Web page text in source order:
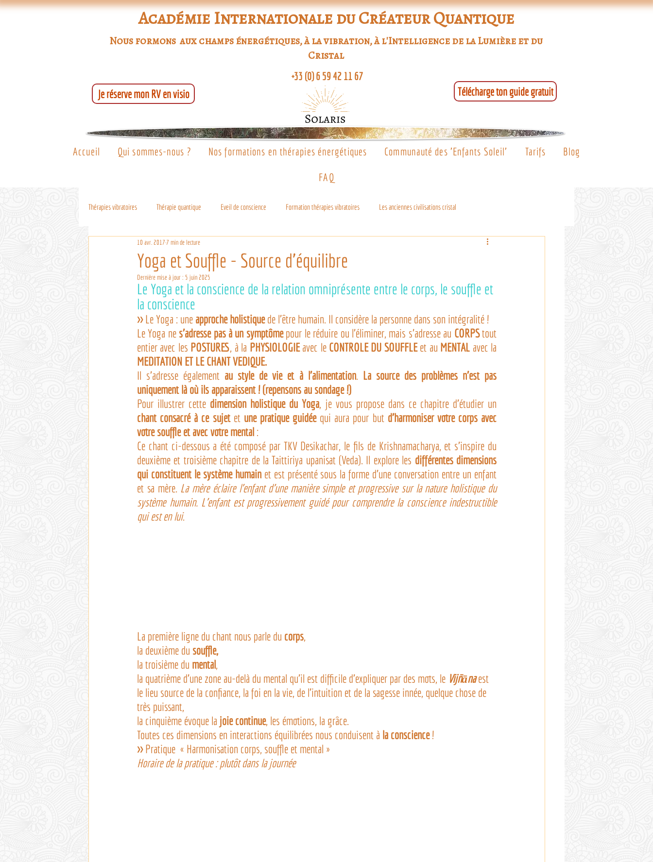
Académie Internationale du Créateur Quantique
Nous formons aux champs énergétiques, à la vibration, à l'Intelligence de la Lumière et du
Cristal
+33 (0) 6 59 42 11 67
Je réserve mon RV en visio Télécharge ton guide gratuit
Accueil Qui sommes-nous ? Nos formations en thérapies énergétiques Communauté des 'Enfants Soleil' Tarifs Blog
FAQ
Thérapies vibratoires Thérapie quantique Eveil de conscience Formation thérapies vibratoires Les anciennes civilisations cristal
Yoga et Souffle - Source d'équilibre
10 avr. 2017 7 min de lecture
Dernière mise à jour : 5 juin 2025
Le Yoga et la conscience de la relation omniprésente entre le corps, le souffle et
la conscience
>> Le Yoga : une approche holistique de l’être humain. Il considère la personne dans son intégralité !
Le Yoga ne s’adresse pas à un symptôme pour le réduire ou l’éliminer, mais s’adresse au CORPS tout
entier avec les POSTURES, à la PHYSIOLOGIE avec le CONTROLE DU SOUFFLE et au MENTAL
MEDITATION ET LE CHANT VEDIQUE.
Il s’adresse également au style de vie et à l’alimentation. La source des problèmes n’est pas
uniquement là où ils apparaissent ! (repensons au sondage !)
Pour illustrer cette dimension holistique du Yoga
chant consacré à ce sujet et une pratique guidée qui aura pour but d’harmoniser votre corps avec
votre souffle et avec votre mental :
Ce chant ci-dessous a été composé par TKV Desikachar, le fils de Krishnamacharya, et s’inspire du
deuxième et troisième chapitre de la Taittiriya upanisat (Veda). Il explore les différentes dimensions
qui constituent le système humain et est présenté sous la forme d’une conversation entre un enfant
et sa mère. La mère éclaire l’enfant d’une manière simple et progressive sur la nature holistique du
système humain. L’enfant est progressivement guidé pour comprendre la conscience indestructible
qui est en lui.
La première ligne du chant nous parle du corps,
la deuxième du souffle,
la troisième du mental,
la quatrième d’une zone au-delà du mental qu’il est difficile d’expliquer par des mots, le Vijñāna est
le lieu source de la confiance, la foi en la vie, de l’intuition et de la sagesse innée, quelque chose de
très puissant,
la cinquième évoque la joie continue, les émotions, la grâce.
Toutes ces dimensions en interactions équilibrées nous conduisent à la conscience !
>> Pratique  « Harmonisation corps, souffle et mental »
Horaire de la pratique : plutôt dans la journée